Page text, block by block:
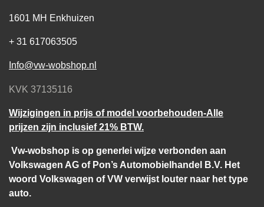
1601 MH Enkhuizen
+ 31 617063505
Info@vw-wobshop.nl
KVK 37135116
Wijzigingen in prijs of model voorbehouden-Alle
prijzen zijn inclusief 21% BTW.
Vw-wobshop is op generlei wijze verbonden aan
Volkswagen AG of Pon’s Automobielhandel B.V. Het
woord Volkswagen of VW verwijst louter naar het type
auto.